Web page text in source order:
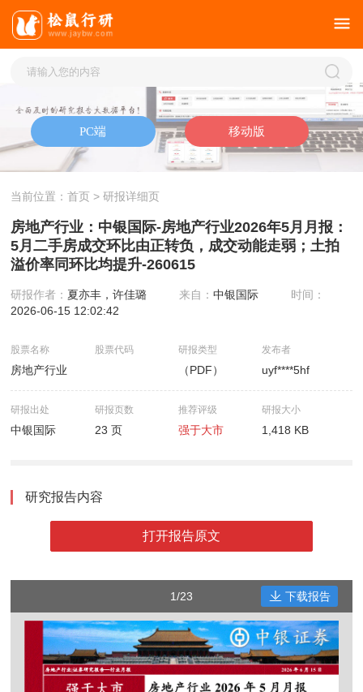
当前位置：首页 > 研报详细页
房地产行业：中银国际-房地产行业2026年5月月报：
5月二手房成交环比由正转负，成交动能走弱；土拍
溢价率同环比均提升-260615
研报作者： 夏亦丰，许佳璐 来自：中银国际
时间：
2026-06-15 12:02:42
股票名称
房地产行业
股票代码 研报类型
（PDF）
发布者
uyf****5hf
研报出处
中银国际
研报页数
23 页
推荐评级
强于大市
研报大小
1,418 KB
研究报告内容
打开报告原文
1/23 下载报告